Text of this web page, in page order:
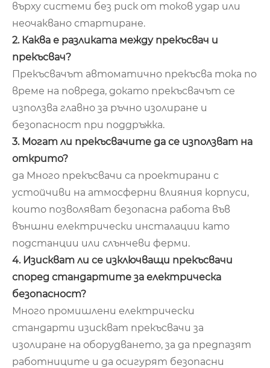
върху системи без риск от токов удар или
неочаквано стартиране.
2. Каква е разликата между прекъсвач и
прекъсвач?
Прекъсвачът автоматично прекъсва тока по
време на повреда, докато прекъсвачът се
използва главно за ръчно изолиране и
безопасност при поддръжка.
3. Могат ли прекъсвачите да се използват на
открито?
да Много прекъсвачи са проектирани с
устойчиви на атмосферни влияния корпуси,
които позволяват безопасна работа във
външни електрически инсталации като
подстанции или слънчеви ферми.
4. Изискват ли се изключващи прекъсвачи
според стандартите за електрическа
безопасност?
Много промишлени електрически
стандарти изискват прекъсвачи за
изолиране на оборудването, за да предпазят
работниците и да осигурят безопасни